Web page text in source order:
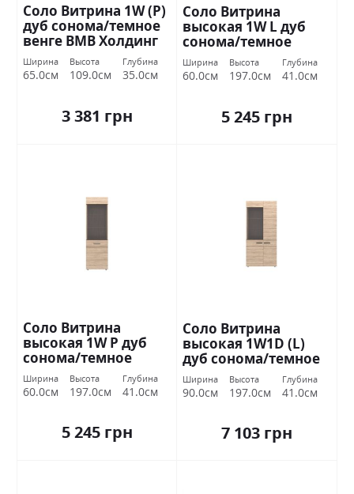
Соло Витрина 1W (P)
дуб сонома/темное
венге ВМВ Холдинг
Ширина
65.0см
Высота
109.0см
Глубина
35.0см
3 381 грн
Соло Витрина
высокая 1W L дуб
сонома/темное
венге ВМВ Холдинг
Ширина
60.0см
Высота
197.0см
Глубина
41.0см
5 245 грн
Соло Витрина
высокая 1W P дуб
сонома/темное
венге ВМВ Холдинг
Ширина
60.0см
Высота
197.0см
Глубина
41.0см
5 245 грн
Соло Витрина
высокая 1W1D (L)
дуб сонома/темное
венге ВМВ Холдинг
Ширина
90.0см
Высота
197.0см
Глубина
41.0см
7 103 грн